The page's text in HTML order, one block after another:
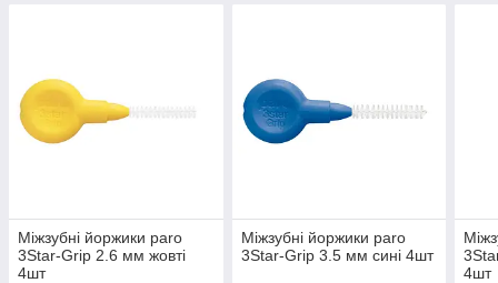
Міжзубні йоржики paro
3Star-Grip 2.6 мм жовті
4шт
Міжзубні йоржики paro
3Star-Grip 3.5 мм сині 4шт
4шт